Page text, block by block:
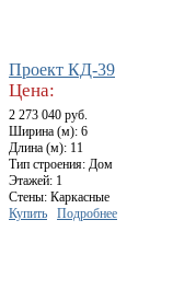
Проект КД-39
Цена:
2 273 040 руб.
Ширина (м): 6
Длина (м): 11
Тип строения: Дом
Этажей: 1
Стены: Каркасные
Купить
Подробнее